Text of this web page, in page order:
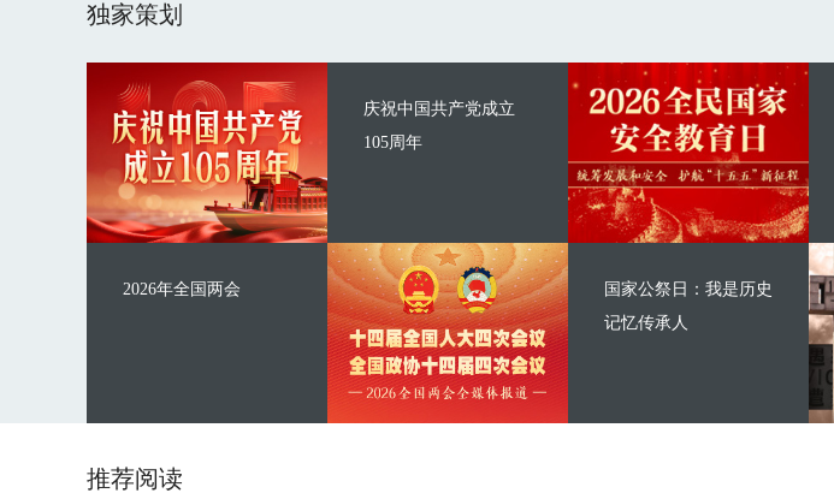
独家策划
庆祝中国共产党成立
105周年
2026年全国两会
国家公祭日：我是历史
记忆传承人
推荐阅读